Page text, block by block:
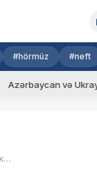
#hörmüz #neft
və Ukrayna XİN
Milli Məclisin plenar iclasında İnam Kərimovun hakim təyin edilməsinə baxılacaq